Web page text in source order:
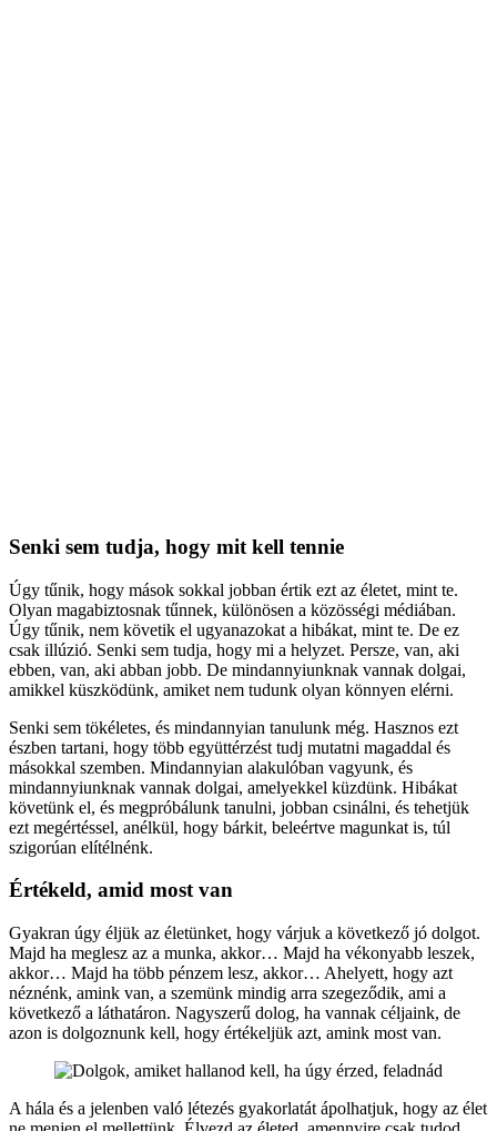
Senki sem tudja, hogy mit kell tennie
Úgy tűnik, hogy mások sokkal jobban értik ezt az életet, mint te.
Olyan magabiztosnak tűnnek, különösen a közösségi médiában.
Úgy tűnik, nem követik el ugyanazokat a hibákat, mint te. De ez
csak illúzió. Senki sem tudja, hogy mi a helyzet. Persze, van, aki
ebben, van, aki abban jobb. De mindannyiunknak vannak dolgai,
amikkel küszködünk, amiket nem tudunk olyan könnyen elérni.
Senki sem tökéletes, és mindannyian tanulunk még. Hasznos ezt
észben tartani, hogy több együttérzést tudj mutatni magaddal és
másokkal szemben. Mindannyian alakulóban vagyunk, és
mindannyiunknak vannak dolgai, amelyekkel küzdünk. Hibákat
követünk el, és megpróbálunk tanulni, jobban csinálni, és tehetjük
ezt megértéssel, anélkül, hogy bárkit, beleértve magunkat is, túl
szigorúan elítélnénk.
Értékeld, amid most van
Gyakran úgy éljük az életünket, hogy várjuk a következő jó dolgot.
Majd ha meglesz az a munka, akkor… Majd ha vékonyabb leszek,
akkor… Majd ha több pénzem lesz, akkor… Ahelyett, hogy azt
néznénk, amink van, a szemünk mindig arra szegeződik, ami a
következő a láthatáron. Nagyszerű dolog, ha vannak céljaink, de
azon is dolgoznunk kell, hogy értékeljük azt, amink most van.
A hála és a jelenben való létezés gyakorlatát ápolhatjuk, hogy az élet